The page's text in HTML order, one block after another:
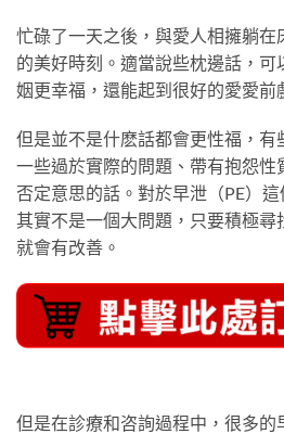
忙碌了一天之後，與愛人相擁躺
的美好時刻。適當說些枕邊話，
姻更幸福，還能起到很好的愛愛前
但是並不是什麽話都會更性福，有
一些過於實際的問題、帶有抱怨性
否定意思的話。對於早泄（PE）
其實不是一個大問題，只要積極尋
就會有改善。
但是在診療和咨詢過程中，很多